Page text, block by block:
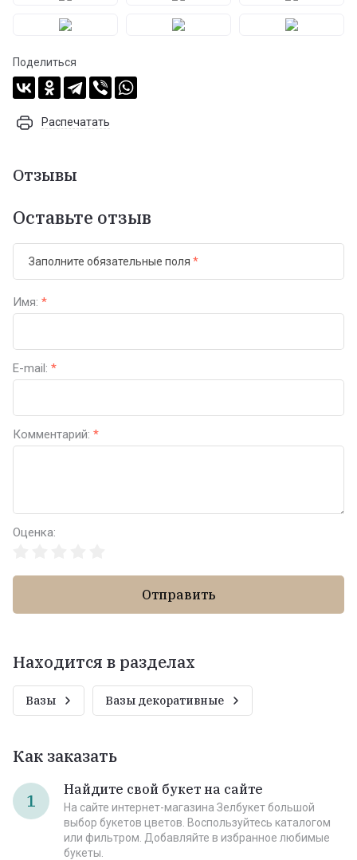
Поделиться
Распечатать
Отзывы
Оставьте отзыв
Заполните обязательные поля *
Имя: *
E-mail: *
Комментарий: *
Оценка:
Отправить
Находится в разделах
Вазы Вазы декоративные
Как заказать
1
Найдите свой букет на сайте
На сайте интернет-магазина Зелбукет большой
выбор букетов цветов. Воспользуйтесь каталогом
или фильтром. Добавляйте в избранное любимые
букеты.